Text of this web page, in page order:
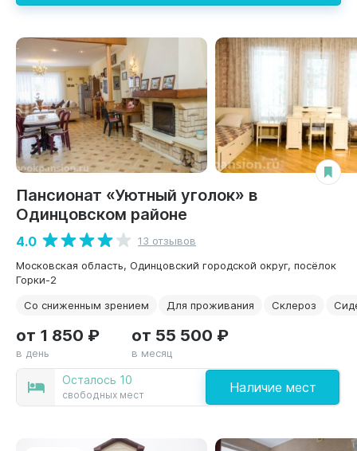
Пансионат «Уютный уголок» в
Одинцовском районе
4.0
13 отзывов
Московская область, Одинцовский городской округ, посёлок
Горки-2
Со сниженным зрением
Для проживания Склероз
Осталось 10
свободных мест Наличие мест
от 1 850 ₽
в день
от 55 500 ₽
в месяц